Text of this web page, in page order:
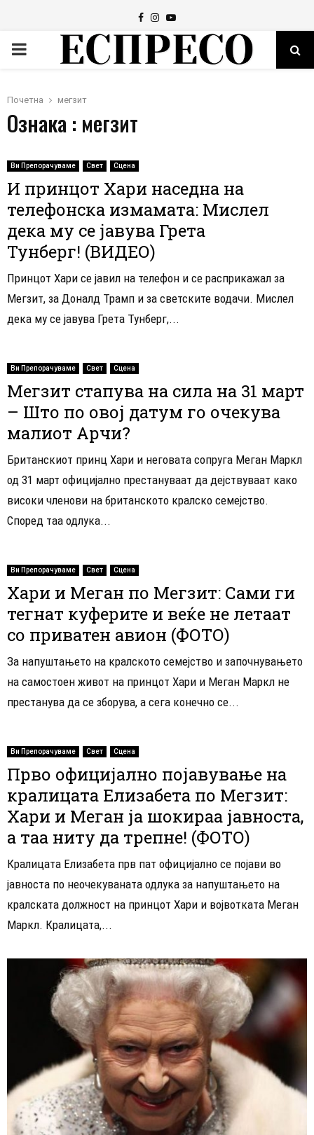
Facebook
Instagram
Youtube
PRIMARY
Почетна мегзит
Ознака : мегзит
Ви Препорачуваме Свет Сцена
И принцот Хари наседна на
телефонска измамата: Мислел
дека му се јавува Грета
Тунберг! (ВИДЕО)
Принцот Хари се јавил на телефон и се расприкажал за
Мегзит, за Доналд Трамп и за светските водачи. Мислел
дека му се јавува Грета Тунберг,...
Ви Препорачуваме Свет Сцена
Мегзит стапува на сила на 31 март
– Што по овој датум го очекува
малиот Арчи?
Британскиот принц Хари и неговата сопруга Меган Маркл
од 31 март официјално престануваат да дејствуваат како
високи членови на британското кралско семејство.
Според таа одлука...
Ви Препорачуваме Свет Сцена
Хари и Меган по Мегзит: Сами ги
тегнат куферите и веќе не летаат
со приватен авион (ФОТО)
За напуштањето на кралското семејство и започнувањето
на самостоен живот на принцот Хари и Меган Маркл не
престанува да се зборува, а сега конечно се...
Ви Препорачуваме Свет Сцена
Прво официјално појавување на
кралицата Елизабета по Мегзит:
Хари и Меган ја шокираа јавноста,
а таа ниту да трепне! (ФОТО)
Кралицата Елизабета прв пат официјално се појави во
јавноста по неочекуваната одлука за напуштањето на
кралската должност на принцот Хари и војвотката Меган
Маркл. Кралицата,...